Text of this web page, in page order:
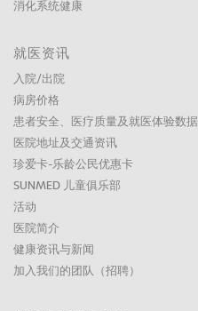
消化系统健康
就医资讯
入院/出院
病房价格
患者安全、医疗质量及就医体验数据
医院地址及交通资讯
珍爱卡-乐龄公民优惠卡
SUNMED 儿童俱乐部
活动
医院简介
健康资讯与新闻
加入我们的团队（招聘）